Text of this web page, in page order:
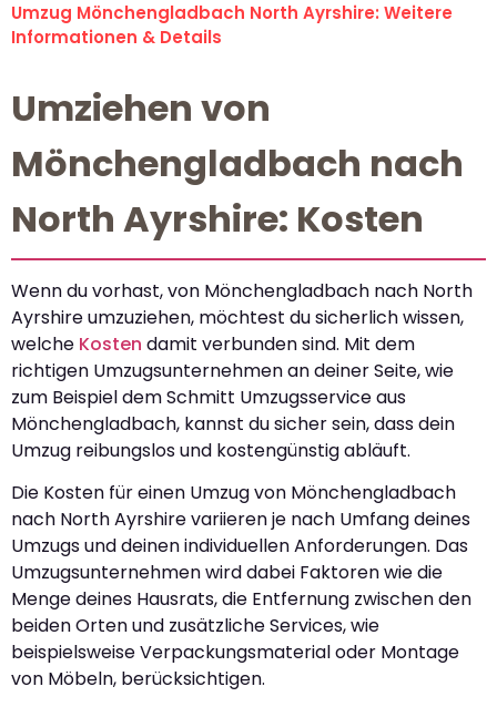
Umzug Mönchengladbach North Ayrshire: Weitere
Informationen & Details
Umziehen von
Mönchengladbach nach
North Ayrshire: Kosten
Wenn du vorhast, von Mönchengladbach nach North
Ayrshire umzuziehen, möchtest du sicherlich wissen,
welche Kosten damit verbunden sind. Mit dem
richtigen Umzugsunternehmen an deiner Seite, wie
zum Beispiel dem Schmitt Umzugsservice aus
Mönchengladbach, kannst du sicher sein, dass dein
Umzug reibungslos und kostengünstig abläuft.
Die Kosten für einen Umzug von Mönchengladbach
nach North Ayrshire variieren je nach Umfang deines
Umzugs und deinen individuellen Anforderungen. Das
Umzugsunternehmen wird dabei Faktoren wie die
Menge deines Hausrats, die Entfernung zwischen den
beiden Orten und zusätzliche Services, wie
beispielsweise Verpackungsmaterial oder Montage
von Möbeln, berücksichtigen.